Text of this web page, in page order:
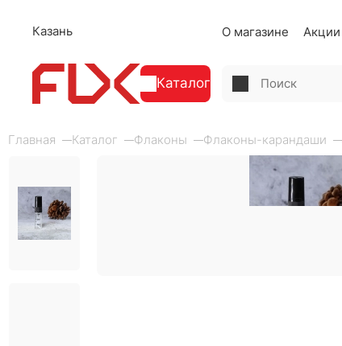
Казань О магазине Акции
Каталог
Главная Каталог Флаконы Флаконы-карандаши